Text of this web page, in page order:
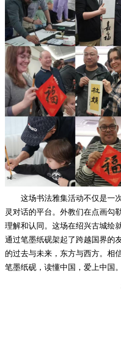
这场书法雅集活动不仅是一
灵对话的平台。外教们在点画勾
理解和认同。这场在绍兴古城绘
通过笔墨纸砚架起了跨越国界的
的过去与未来，东方与西方。相
笔墨纸砚，读懂中国，爱上中国。